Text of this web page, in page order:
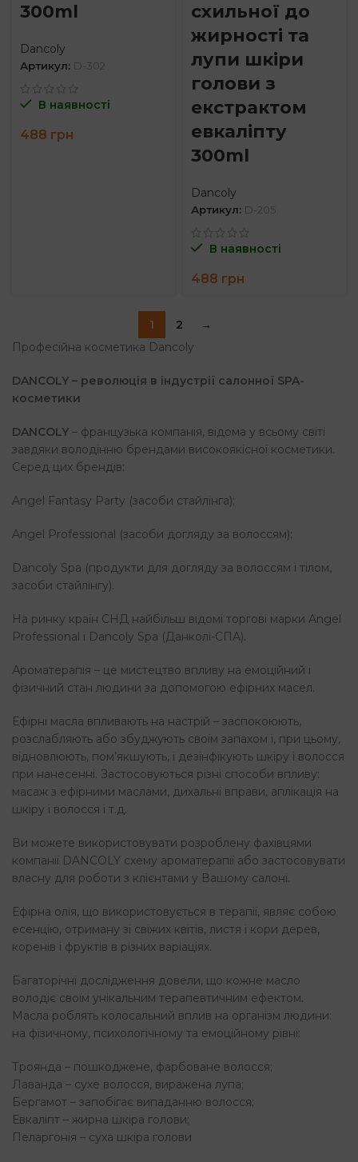
300ml
Dancoly
Артикул: D-302
В наявності
488 грн
схильної до
жирності та
лупи шкіри
голови з
екстрактом
евкаліпту
300ml
Dancoly
Артикул: D-205
В наявності
488 грн
1 2
→
Професійна косметика Dancoly
DANCOLY – революція в індустрії салонної SPA-
косметики
DANCOLY – французька компанія, відома у всьому світі
завдяки володінню брендами високоякісної косметики.
Серед цих брендів:
Angel Fantasy Party (засоби стайлінга);
Angel Professional (засоби догляду за волоссям);
Dancoly Spa (продукти для догляду за волоссям і тілом,
засоби стайлінгу).
На ринку країн СНД найбільш відомі торгові марки Angel
Professional і Dancoly Spa (Данколі-СПА).
Ароматерапія – це мистецтво впливу на емоційний і
фізичний стан людини за допомогою ефірних масел.
Ефірні масла впливають на настрій – заспокоюють,
розслабляють або збуджують своїм запахом і, при цьому,
відновлюють, пом’якшують, і дезінфікують шкіру і волосся
при нанесенні. Застосовуються різні способи впливу:
масаж з ефірними маслами, дихальні вправи, аплікація на
шкіру і волосся і т.д.
Ви можете використовувати розроблену фахівцями
компанії DANCOLY схему ароматерапії або застосовувати
власну для роботи з клієнтами у Вашому салоні.
Ефірна олія, що використовується в терапії, являє собою
есенцію, отриману зі свіжих квітів, листя і кори дерев,
коренів і фруктів в різних варіаціях.
Багаторічні дослідження довели, що кожне масло
володіє своїм унікальним терапевтичним ефектом.
Масла роблять колосальний вплив на організм людини:
на фізичному, психологічному та емоційному рівні:
Троянда – пошкоджене, фарбоване волосся;
Лаванда – сухе волосся, виражена лупа;
Бергамот – запобігає випаданню волосся;
Евкаліпт – жирна шкіра голови;
Пеларгонія – суха шкіра голови